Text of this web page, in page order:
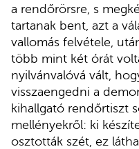
a rendőrörsre, s
tartanak bent, azt a
vallomás felvétele,
több mint két órát
nyilvánvalóvá vált,
visszaengedni a
kihallgató rendőrtiszt
mellényekről: ki
osztották szét, ez